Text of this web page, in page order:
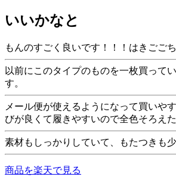
いいかなと
もんのすごく良いです！！！はきごご
以前にこのタイプのものを一枚買って
す。
メール便が使えるようになって買いや
びが良くて履きやすいので全色そろえ
素材もしっかりしていて、もたつきも
商品を楽天で見る